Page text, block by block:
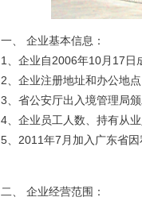
一、 企业基本信息：
1、企业自2006年10月17日
2、企业注册地址和办公地
3、省公安厅出入境管理局
4、企业员工人数、持有从
5、2011年7月加入广东省因
二、 企业经营范围：